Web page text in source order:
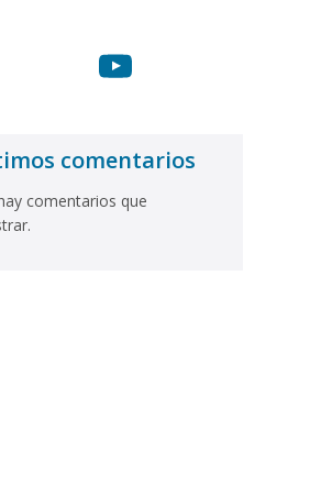
comentarios
comentarios que